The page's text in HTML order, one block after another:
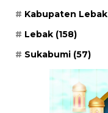
Kabupaten Lebak
Lebak (158)
Sukabumi (57)